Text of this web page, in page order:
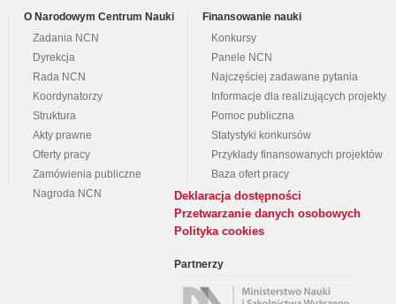
O Narodowym Centrum Nauki
Zadania NCN
Dyrekcja
Rada NCN
Koordynatorzy
Struktura
Akty prawne
Oferty pracy
Zamówienia publiczne
Nagroda NCN
Finansowanie nauki
Konkursy
Panele NCN
Najczęściej zadawane pytania
Informacje dla realizujących projekty
Pomoc publiczna
Statystyki konkursów
Przykłady finansowanych projektów
Baza ofert pracy
Deklaracja dostępności
Przetwarzanie danych osobowych
Polityka cookies
Partnerzy